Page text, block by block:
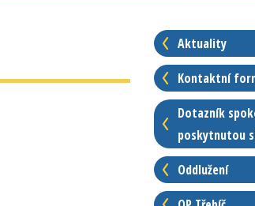
Aktuality
Kontaktní
Dotazník
poskytnutou
Oddlužení